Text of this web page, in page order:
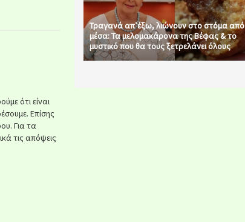
ότι είναι
Επίσης
Για τα
τις απόψεις
Τραγανά απ’έξω, λιώνουν στο στόμα από
μέσα: Τα μελομακάρονα της Βέφας & το
μυστικό που θα τους ξετρελάνει όλους